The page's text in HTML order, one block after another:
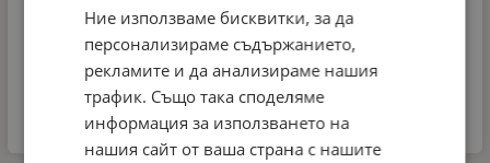
Ние използваме бисквитки, за да
персонализираме съдържанието,
рекламите и да анализираме нашия
трафик. Също така споделяме
информация за използването на
нашия сайт от ваша страна с нашите